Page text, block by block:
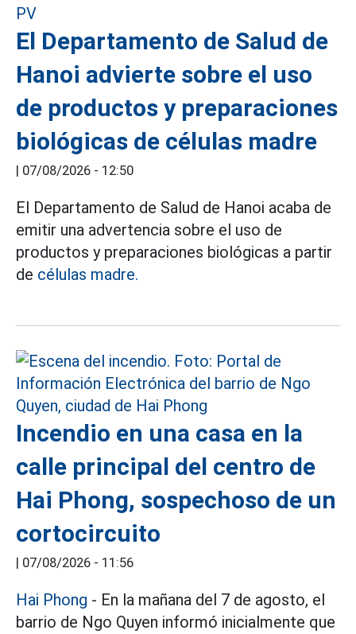
El Departamento de Salud de
Hanoi advierte sobre el uso
de productos y preparaciones
biológicas de células madre
07/08/2026 - 12:50
El Departamento de Salud de Hanoi acaba de
emitir una advertencia sobre el uso de
productos y preparaciones biológicas a partir
de células madre.
Incendio en una casa en la
calle principal del centro de
Hai Phong, sospechoso de un
cortocircuito
07/08/2026 - 11:56
Hai Phong - En la mañana del 7 de agosto, el
barrio de Ngo Quyen informó inicialmente que